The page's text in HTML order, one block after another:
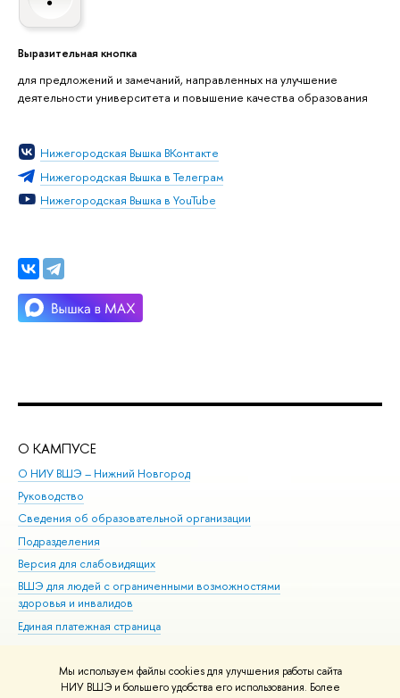
Мы используем файлы cookies для улучшения работы сайта
НИУ ВШЭ и большего удобства его использования. Более
Выразительная кнопка
для предложений и замечаний, направленных на улучшение
деятельности университета и повышение качества образования
Нижегородская Вышка ВКонтакте
Нижегородская Вышка в Телеграм
Нижегородская Вышка в YouTube
О КАМПУСЕ
О НИУ ВШЭ – Нижний Новгород
Руководство
Сведения об образовательной организации
Подразделения
Версия для слабовидящих
ВШЭ для людей с ограниченными возможностями
здоровья и инвалидов
Единая платежная страница